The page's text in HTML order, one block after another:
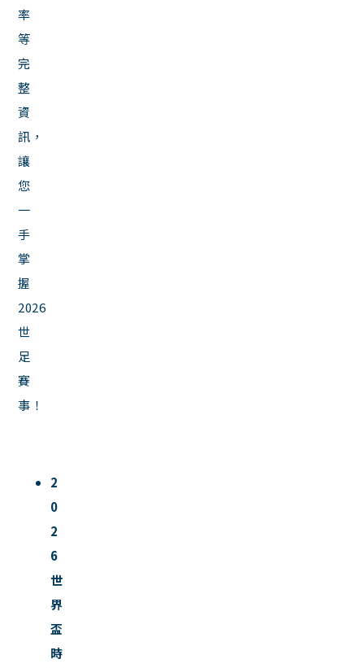
率
等
完
整
資
訊，
讓
您
一
手
掌
握
2026
世
足
賽
事！
2
0
2
6
世
界
盃
時